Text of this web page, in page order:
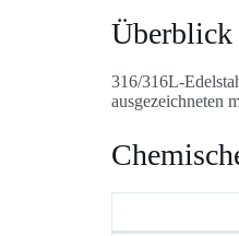
Überblick
316/316L-
ausgezeichneten